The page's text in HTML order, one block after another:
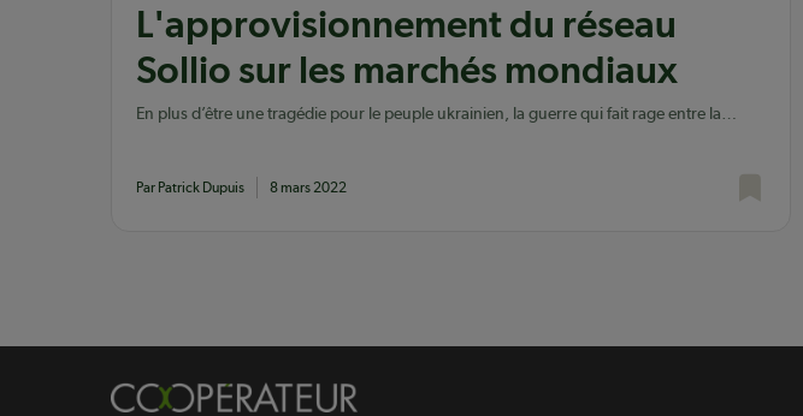
L'approvisionnement du réseau
Sollio sur les marchés mondiaux
En plus d’être une tragédie pour le peuple ukrainien, la guerre qui fait rage entre la
Par Patrick Dupuis 8 mars 2022